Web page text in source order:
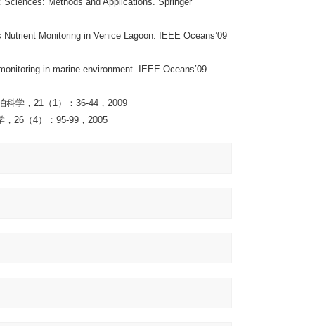
Monitoring in Venice Lagoon. IEEE Oceans’09
in marine environment. IEEE Oceans’09
科学，21（1）：36-44，2009
26（4）：95-99，2005